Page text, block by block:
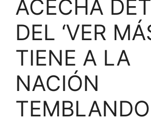
ACECHA
DEL ‘VER
TIENE A LA
NACIÓN
TEMBLANDO